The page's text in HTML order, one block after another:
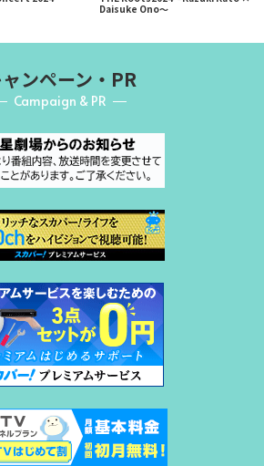
Daisuke Ono～
ンペーン・PR
Campaign & PR